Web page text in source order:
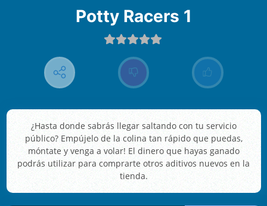
Potty Racers 1
¿Hasta donde sabrás llegar saltando con tu servicio
público? Empújelo de la colina tan rápido que puedas,
móntate y venga a volar! El dinero que hayas ganado
podrás utilizar para comprarte otros aditivos nuevos en la
tienda.